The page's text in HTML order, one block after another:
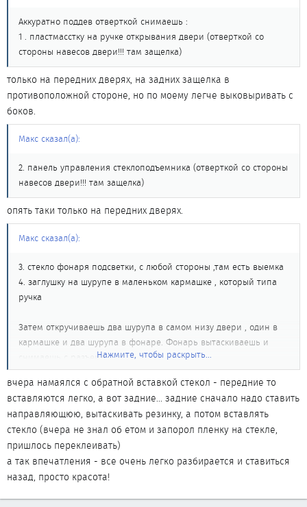
Аккуратно поддев отверткой снимаешь :
1 . пластмасстку на ручке открывания двери (отверткой со
стороны навесов двери!!! там защелка)
только на передних дверях, на задних защелка в
противоположной стороне, но по моему легче выковыривать с
боков.
Макс сказал(а):
2. панель управления стеклоподъемника (отверткой со стороны
навесов двери!!! там защелка)
опять таки только на передних дверях.
Макс сказал(а):
3. стекло фонаря подсветки, с любой стороны ,там есть выемка
4. заглушку на шурупе в маленьком кармашке , который типа
ручка
Затем откручиваешь два шурупа в самом низу двери , один в
кармашке и два шурупа в фонаре. Фонарь вытаскиваешь и
снимаешь с разъема.
Поддев сбоку отверткой обивку двери вытаскиваешь заглушки,
их по одно или по две с каждой боковины.
Поднимая вверх снимаешь обивку двери .
Нажмите, чтобы раскрыть...
вчера намаялся с обратной вставкой стекол - передние то
вставляются легко, а вот задние... задние сначало надо ставить
направляющюю, вытаскивать резинку, а потом вставлять
стекло (вчера не знал об етом и запорол пленку на стекле,
пришлось переклеивать)
а так впечатления - все очень легко разбирается и ставиться
назад, просто красота!